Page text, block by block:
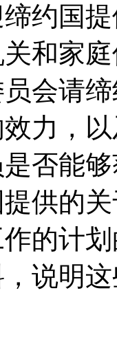
约国
和家
会请
力，
否能
供的
的计
说明